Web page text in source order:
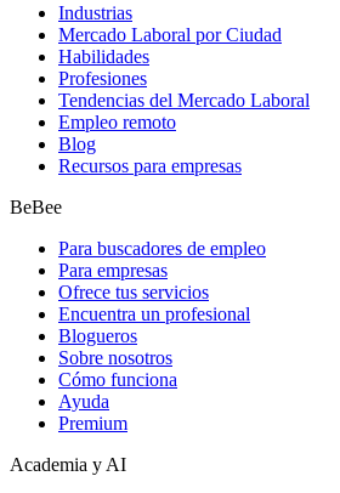
Industrias
Mercado Laboral por Ciudad
Habilidades
Profesiones
Tendencias del Mercado Laboral
Empleo remoto
Blog
Recursos para empresas
BeBee
Para buscadores de empleo
Para empresas
Ofrece tus servicios
Encuentra un profesional
Blogueros
Sobre nosotros
Cómo funciona
Ayuda
Premium
Academia y AI